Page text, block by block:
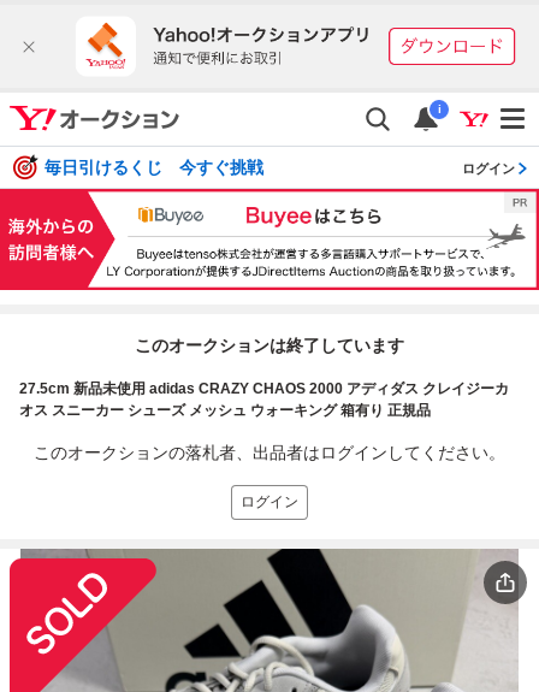
i
毎日引けるくじ 今すぐ挑戦 ログイン
このオークションは終了しています
27.5cm 新品未使用 adidas CRAZY CHAOS 2000 アディダス クレイジーカ
オス スニーカー シューズ メッシュ ウォーキング 箱有り 正規品
このオークションの落札者、出品者はログインしてください。
ログイン